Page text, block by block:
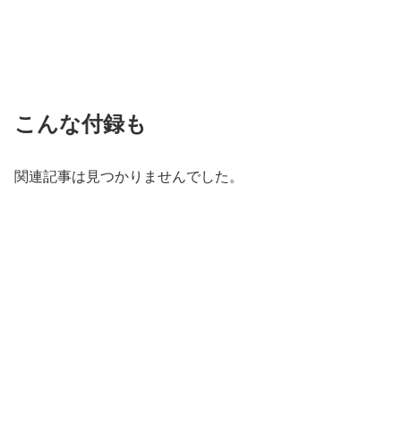
こんな付録も
関連記事は見つかりませんでした。